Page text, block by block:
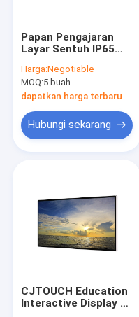
Papan Pengajaran
Layar Sentuh IP65
Pendidikan
Harga:Negotiable
MOQ:5 buah
dapatkan harga terbaru
Hubungi sekarang
CJTOUCH Education
Interactive Display 65